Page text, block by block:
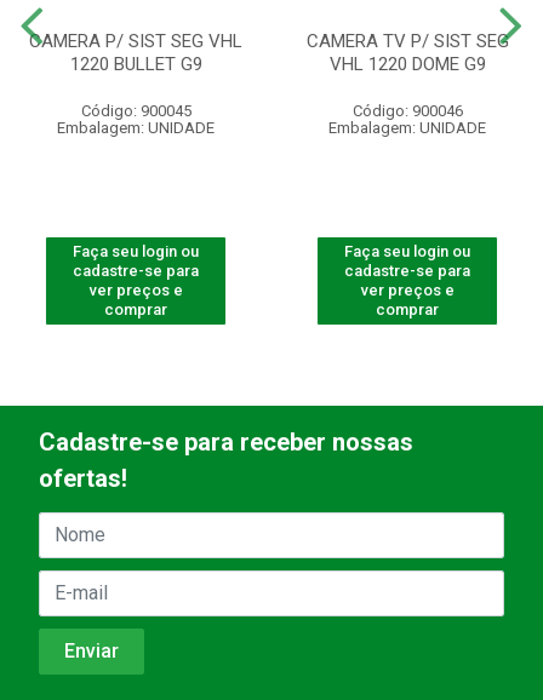
CAMERA P/ SIST SEG VHL
1220 BULLET G9
Código: 900045
Embalagem: UNIDADE
Faça seu login ou
cadastre-se para
ver preços e
comprar
CAMERA TV P/ SIST SEG
VHL 1220 DOME G9
Código: 900046
Embalagem: UNIDADE
Faça seu login ou
cadastre-se para
ver preços e
comprar
Cadastre-se para receber nossas
ofertas!